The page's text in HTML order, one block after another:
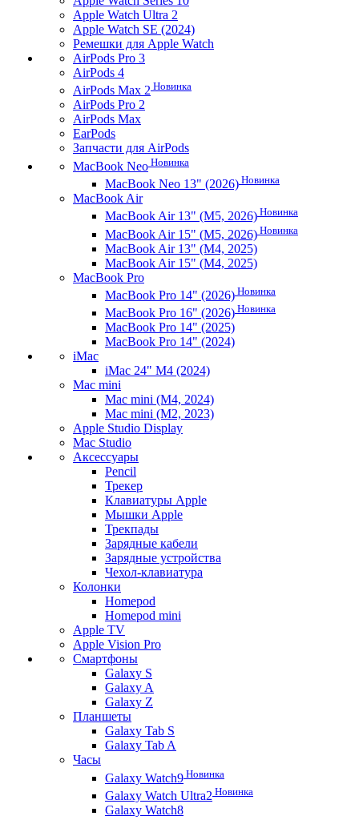
Apple Watch Ultra 2
Apple Watch SE (2024)
Ремешки для Apple Watch
AirPods Pro 3
AirPods 4
AirPods Max 2 Новинка
AirPods Pro 2
AirPods Max
EarPods
Запчасти для AirPods
MacBook Neo Новинка
MacBook Neo 13" (2026) Новинка
MacBook Air
MacBook Air 13" (M5, 2026) Новинка
MacBook Air 15" (M5, 2026) Новинка
MacBook Air 13" (M4, 2025)
MacBook Air 15" (M4, 2025)
MacBook Pro
MacBook Pro 14" (2026) Новинка
MacBook Pro 16" (2026) Новинка
MacBook Pro 14" (2025)
MacBook Pro 14" (2024)
iMac
iMac 24" M4 (2024)
Mac mini
Mac mini (M4, 2024)
Mac mini (M2, 2023)
Apple Studio Display
Mac Studio
Аксессуары
Pencil
Трекер
Клавиатуры Apple
Мышки Apple
Трекпады
Зарядные кабели
Зарядные устройства
Чехол-клавиатура
Колонки
Homepod
Homepod mini
Apple TV
Apple Vision Pro
Смартфоны
Galaxy S
Galaxy A
Galaxy Z
Планшеты
Galaxy Tab S
Galaxy Tab A
Часы
Galaxy Watch9 Новинка
Galaxy Watch Ultra2 Новинка
Galaxy Watch8